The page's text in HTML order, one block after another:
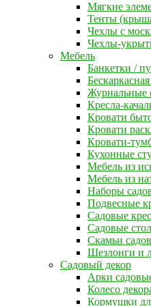
Мягкие
Тенты
Чехлы с
Чехлы-
Мебель
Банкетки /
Журнальные
Кресла-
Кровати
Кровати
Кровати-
Кухонные
Мебель из
Мебель из
Наборы
Подвесные
Садовые
Садовые
Скамьи
Шезлонги и
Садовый декор
Арки
Колесо
Кормушки